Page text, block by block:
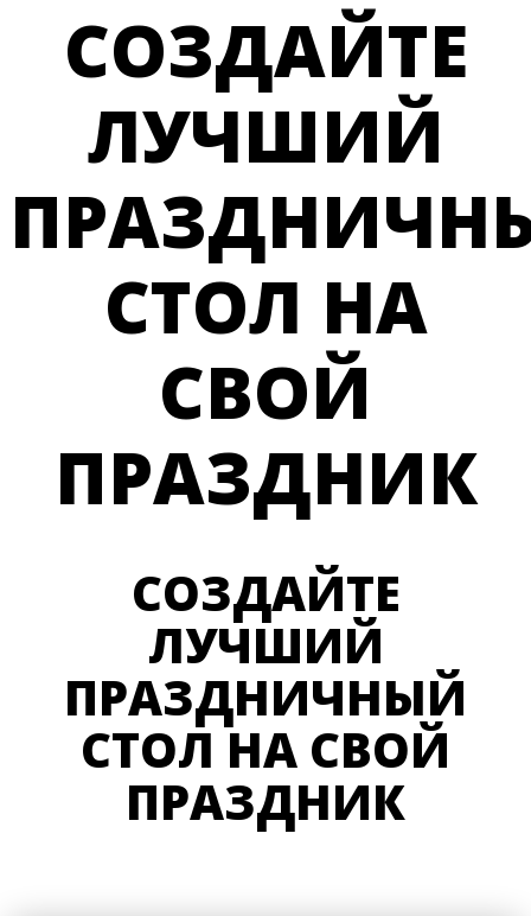
СОЗДАЙТЕ
ЛУЧШИЙ
СТОЛ НА
СВОЙ
ПРАЗДНИК
СОЗДАЙТЕ
ЛУЧШИЙ
ПРАЗДНИЧНЫЙ
СТОЛ НА СВОЙ
ПРАЗДНИК